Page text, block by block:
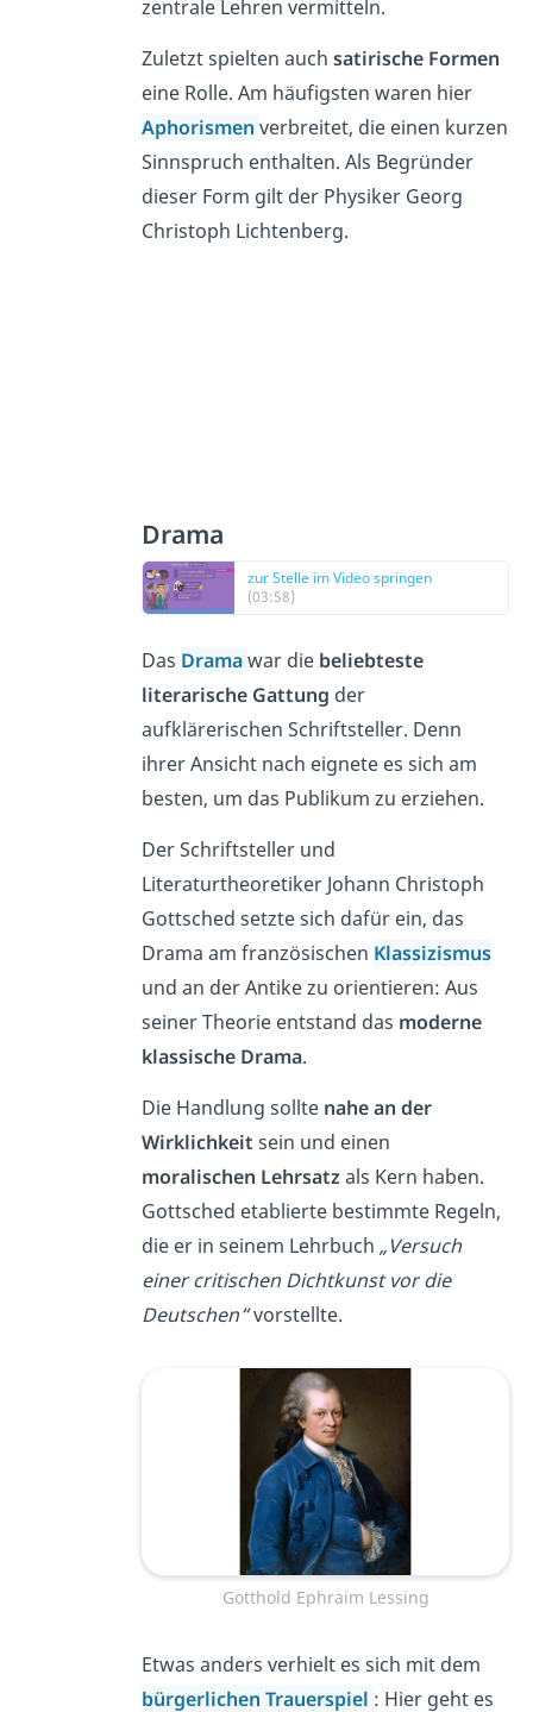
zentrale Lehren vermitteln.
Zuletzt spielten auchsatirische Formen
eine Rolle. Am häufigsten waren hier
Aphorismen verbreitet, die einen kurzen
Sinnspruch enthalten. Als Begründer
dieser Form gilt der Physiker Georg
Christoph Lichtenberg.
Drama
zur Stelle im Video springen
(03:58)
Das Dramawar die beliebteste
literarische Gattung der
aufklärerischen Schriftsteller. Denn
ihrer Ansicht nach eignete es sich am
besten, um das Publikum zu erziehen.
Der Schriftsteller und
Literaturtheoretiker Johann Christoph
Gottsched setzte sich dafür ein, das
Drama am französischen Klassizismus
und an der Antike zu orientieren: Aus
seiner Theorie entstand das moderne
klassische Drama.
Die Handlung sollte nahe an der
Wirklichkeitsein und einen
moralischen Lehrsatzals Kern haben.
Gottsched etablierte bestimmte Regeln,
die er in seinem Lehrbuch„Versuch
einer critischen Dichtkunst vor die
Deutschen“vorstellte.
Gotthold Ephraim Lessing
Etwas anders verhielt es sich mit dem
bürgerlichen Trauerspiel : Hier geht es